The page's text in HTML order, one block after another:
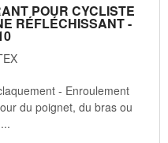
POUR CYCLISTE
RÉFLÉCHISSANT -
- Enroulement
du poignet, du bras ou